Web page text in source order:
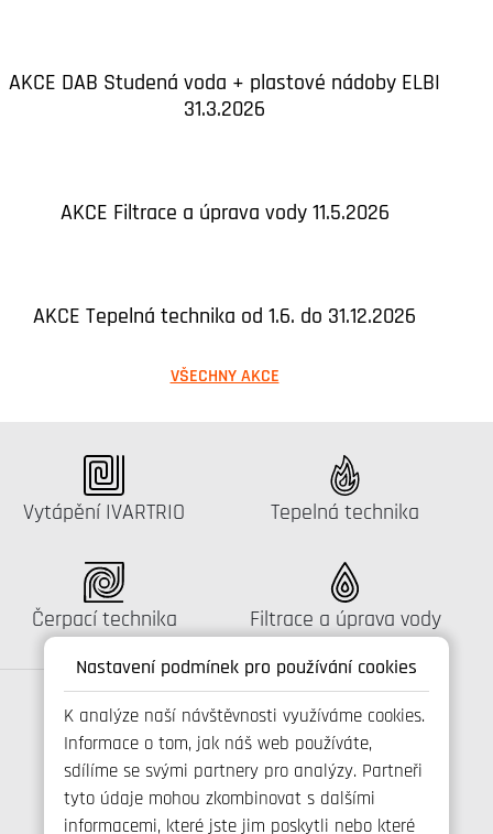
Nastavení podmínek pro používání cookies
K analýze naší návštěvnosti využíváme cookies.
Informace o tom, jak náš web používáte,
sdílíme se svými partnery pro analýzy. Partneři
tyto údaje mohou zkombinovat s dalšími
informacemi, které jste jim poskytli nebo které
AKCE DAB Studená voda + plastové nádoby ELBI
31.3.2026
AKCE Filtrace a úprava vody 11.5.2026
AKCE Tepelná technika od 1.6. do 31.12.2026
VŠECHNY AKCE
Katalog:
Vytápění IVARTRIO Katalog:
Tepelná technika
Katalog:
Čerpací technika Katalog:
Filtrace a úprava vody
Spojte se s námi